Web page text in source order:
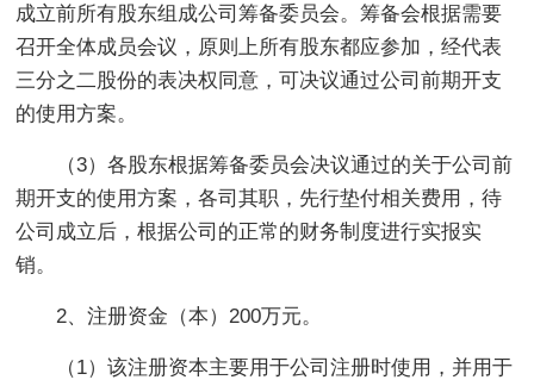
成立前所有股东组成公司筹备委员会。筹备会根据需要
召开全体成员会议，原则上所有股东都应参加，经代表
三分之二股份的表决权同意，可决议通过公司前期开支
的使用方案。
（3）各股东根据筹备委员会决议通过的关于公司前
期开支的使用方案，各司其职，先行垫付相关费用，待
公司成立后，根据公司的正常的财务制度进行实报实
销。
2、注册资金（本）200万元。
（1）该注册资本主要用于公司注册时使用，并用于